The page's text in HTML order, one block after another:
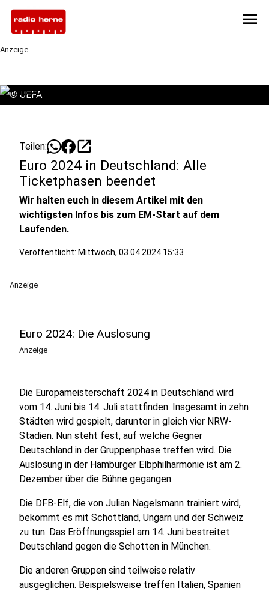
menu
Anzeige
© UEFA
Teilen: open_in_new
Euro 2024 in Deutschland: Alle
Ticketphasen beendet
Wir halten euch in diesem Artikel mit den
wichtigsten Infos bis zum EM-Start auf dem
Laufenden.
Veröffentlicht: Mittwoch, 03.04.2024 15:33
Anzeige
Euro 2024: Die Auslosung
Anzeige
Die Europameisterschaft 2024 in Deutschland wird
vom 14. Juni bis 14. Juli stattfinden. Insgesamt in zehn
Städten wird gespielt, darunter in gleich vier NRW-
Stadien. Nun steht fest, auf welche Gegner
Deutschland in der Gruppenphase treffen wird. Die
Auslosung in der Hamburger Elbphilharmonie ist am 2.
Dezember über die Bühne gegangen.
Die DFB-Elf, die von Julian Nagelsmann trainiert wird,
bekommt es mit Schottland, Ungarn und der Schweiz
zu tun. Das Eröffnungsspiel am 14. Juni bestreitet
Deutschland gegen die Schotten in München.
Die anderen Gruppen sind teilweise relativ
ausgeglichen. Beispielsweise treffen Italien, Spanien